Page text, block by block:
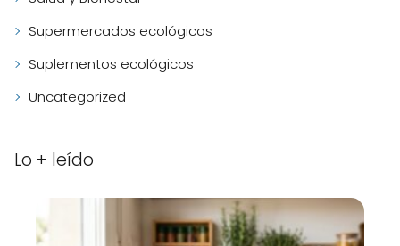
Supermercados ecológicos
Suplementos ecológicos
Uncategorized
Lo + leído